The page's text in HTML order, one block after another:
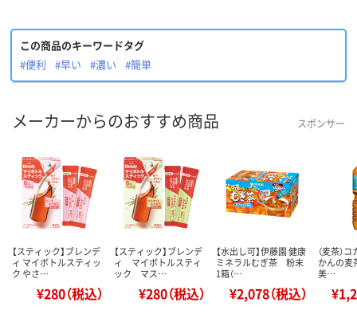
この商品のキーワードタグ
#便利
#早い #濃い #簡単
メーカーからのおすすめ商品 スポンサー
【スティック】ブレンデ
ィ マイボトルスティッ
ク やさ…
¥280（税込）
【スティック】ブレンデ
ィ マイボトルスティ
ック マス…
¥280（税込）
【水出し可】伊藤園 健康
ミネラルむぎ茶 粉末
1箱（…
¥2,078（税込）
（麦茶）
かんの麦
美…